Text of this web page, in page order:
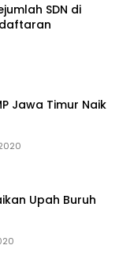
SDN di
Jawa Timur Naik
Upah Buruh